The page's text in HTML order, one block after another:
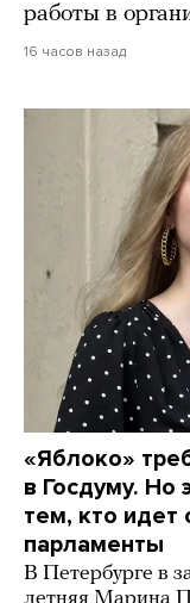
работы в
16 часов назад
«Яблоко»
в Госдуму.
тем, кто идет
парламенты
В Петербурге в